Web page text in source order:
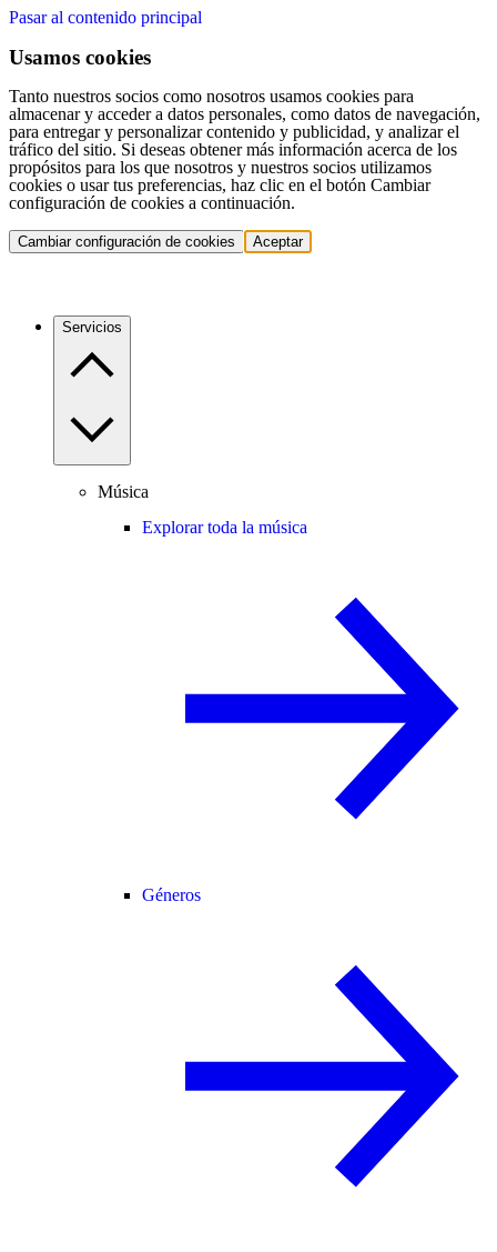
Pasar al contenido principal
Usamos cookies
Tanto nuestros socios como nosotros usamos cookies para
almacenar y acceder a datos personales, como datos de navegación,
para entregar y personalizar contenido y publicidad, y analizar el
tráfico del sitio. Si deseas obtener más información acerca de los
propósitos para los que nosotros y nuestros socios utilizamos
cookies o usar tus preferencias, haz clic en el botón Cambiar
configuración de cookies a continuación.
Cambiar configuración de cookies Aceptar
Servicios
Música
Explorar toda la música
Géneros